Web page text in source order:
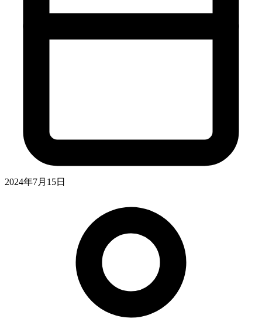
2024年7月15日